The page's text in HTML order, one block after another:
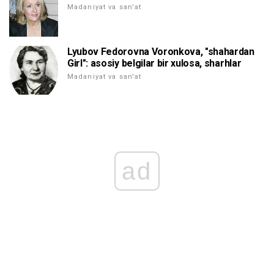
Madaniyat va san'at
Lyubov Fedorovna Voronkova, "shahardan
Girl": asosiy belgilar bir xulosa, sharhlar
Madaniyat va san'at
ad